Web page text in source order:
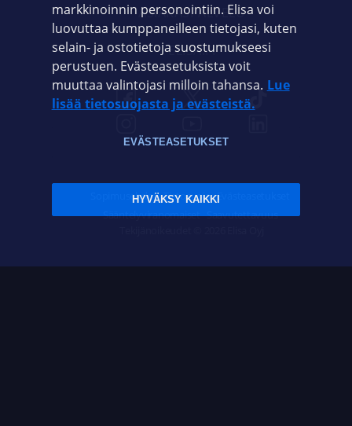
ASIAKASPALVELU
ELISA.FI
Sopimusehdot Tietosuoja Evästeasetukset
Sääntelyviranomaiset Saavutettavuus
markkinoinnin personointiin. Elisa voi
luovuttaa kumppaneilleen tietojasi, kuten
selain- ja ostotietoja suostumukseesi
perustuen. Evästeasetuksista voit
muuttaa valintojasi milloin tahansa. Lue
lisää tietosuojasta ja evästeistä.
EVÄSTEASETUKSET
HYVÄKSY KAIKKI